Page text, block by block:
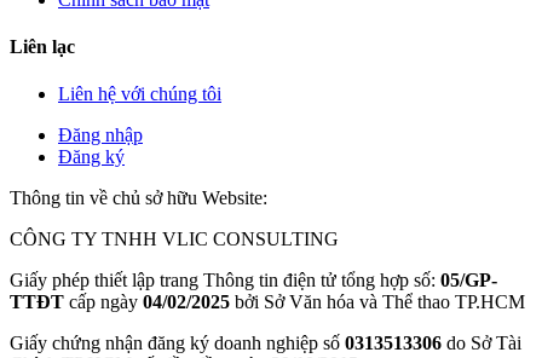
Liên lạc
Liên hệ với chúng tôi
Đăng nhập
Đăng ký
Thông tin về chủ sở hữu Website:
CÔNG TY TNHH VLIC CONSULTING
Giấy phép thiết lập trang Thông tin điện tử tổng hợp số: 05/GP-
TTĐT cấp ngày 04/02/2025 bởi Sở Văn hóa và Thể thao TP.HCM
Giấy chứng nhận đăng ký doanh nghiệp số 0313513306 do Sở Tài